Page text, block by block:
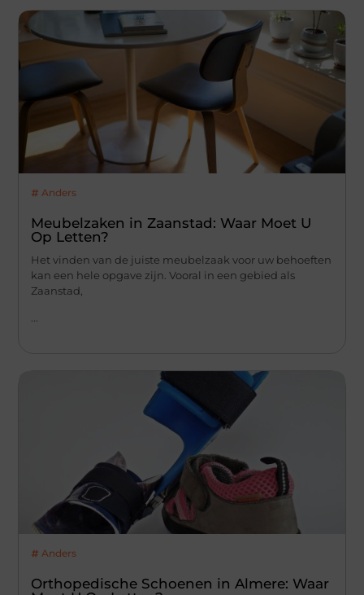
Anders
Meubelzaken in Zaanstad: Waar Moet U
Op Letten?
Het vinden van de juiste meubelzaak voor uw behoeften
kan een hele opgave zijn. Vooral in een gebied als
Zaanstad,
...
Anders
Orthopedische Schoenen in Almere: Waar